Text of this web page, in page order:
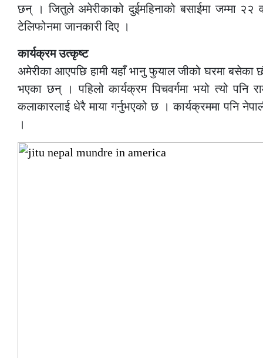
छन् । जितुले अमेरीकाको दुईमहिनाको बसाईमा जम्मा २२
टेलिफोनमा जानकारी दिए ।
कार्यक्रम उत्कृष्ट
अमेरीका आएपछि हामी यहाँ भानु फुयाल जीको घरमा बसेका
भएका छन् । पहिलो कार्यक्रम पिचवर्गमा भयो त्यो पनि
कलाकारलाई धेरै माया गर्नुभएको छ । कार्यक्रममा पनि
।